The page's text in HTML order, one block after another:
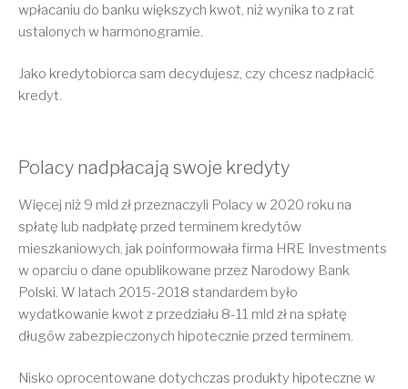
wpłacaniu do banku większych kwot, niż wynika to z rat
ustalonych w harmonogramie.
Jako kredytobiorca sam decydujesz, czy chcesz nadpłacić
kredyt.
Polacy nadpłacają swoje kredyty
Więcej niż 9 mld zł przeznaczyli Polacy w 2020 roku na
spłatę lub nadpłatę przed terminem kredytów
mieszkaniowych, jak poinformowała firma HRE Investments
w oparciu o dane opublikowane przez Narodowy Bank
Polski. W latach 2015-2018 standardem było
wydatkowanie kwot z przedziału 8-11 mld zł na spłatę
długów zabezpieczonych hipotecznie przed terminem.
Nisko oprocentowane dotychczas produkty hipoteczne w